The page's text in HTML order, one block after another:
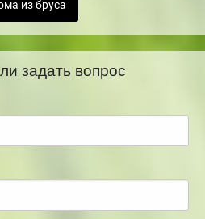
из бруса
задать вопрос